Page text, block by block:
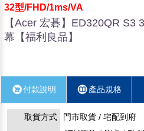
32型/FHD/1ms/VA
【Acer 宏碁】ED320QR S3
幕【福利良品】
付款說明 產品規格
取貨方式 門市取貨 / 宅配到府